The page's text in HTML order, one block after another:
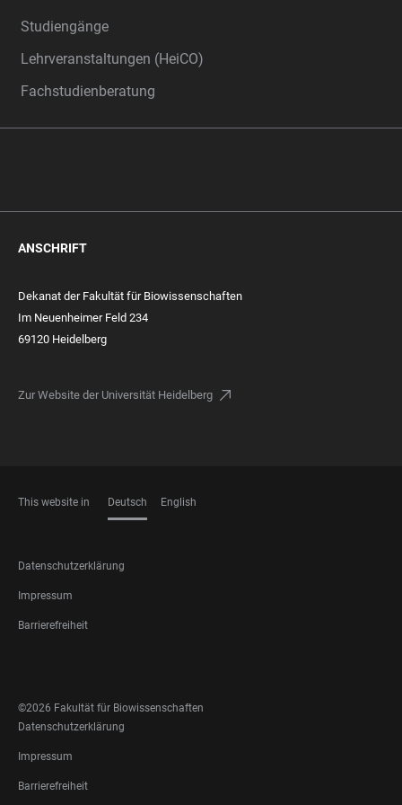
Studiengänge
Lehrveranstaltungen (HeiCO)
Fachstudienberatung
ANSCHRIFT
Dekanat der Fakultät für Biowissenschaften
Im Neuenheimer Feld 234
69120 Heidelberg
Zur Website der Universität Heidelberg
This website in Deutsch English
FOOTER
LEGAL
Datenschutzerklärung
Impressum
Barrierefreiheit
MEDIA
©2026 Fakultät für Biowissenschaften
FOOTER
LEGAL
Datenschutzerklärung
Impressum
Barrierefreiheit